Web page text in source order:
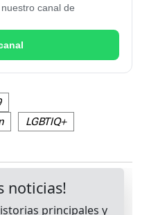
canal de
LGBTIQ+